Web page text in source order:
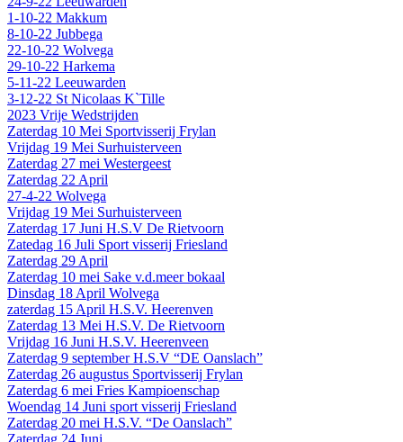
1-10-22 Makkum
8-10-22 Jubbega
22-10-22 Wolvega
29-10-22 Harkema
5-11-22 Leeuwarden
3-12-22 St Nicolaas K`Tille
2023 Vrije Wedstrijden
Zaterdag 10 Mei Sportvisserij Frylan
Vrijdag 19 Mei Surhuisterveen
Zaterdag 27 mei Westergeest
Zaterdag 22 April
27-4-22 Wolvega
Vrijdag 19 Mei Surhuisterveen
Zaterdag 17 Juni H.S.V De Rietvoorn
Zatedag 16 Juli Sport visserij Friesland
Zaterdag 29 April
Zaterdag 10 mei Sake v.d.meer bokaal
Dinsdag 18 April Wolvega
zaterdag 15 April H.S.V. Heerenven
Zaterdag 13 Mei H.S.V. De Rietvoorn
Vrijdag 16 Juni H.S.V. Heerenveen
Zaterdag 9 september H.S.V “DE Oanslach”
Zaterdag 26 augustus Sportvisserij Frylan
Zaterdag 6 mei Fries Kampioenschap
Woendag 14 Juni sport visserij Friesland
Zaterdag 20 mei H.S.V. “De Oanslach”
Zaterdag 24 Juni